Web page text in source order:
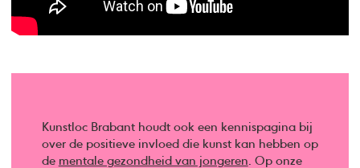
Kunstloc Brabant houdt ook een kennispagina bij
over de positieve invloed die kunst kan hebben op
de mentale gezondheid van jongeren . Op onze